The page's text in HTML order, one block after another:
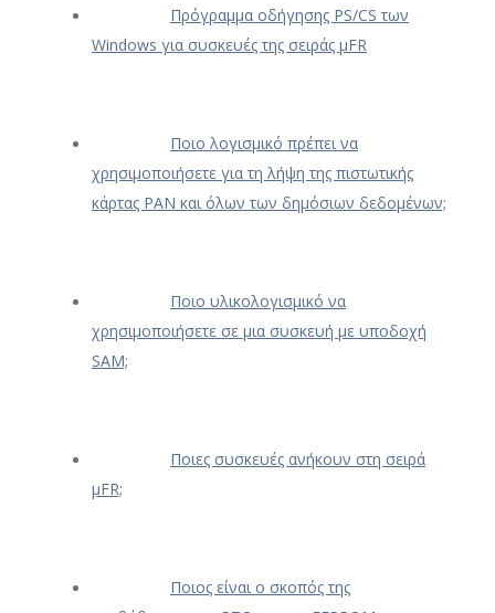
Πρόγραμμα οδήγησης PS/CS των
Windows για συσκευές της σειράς μFR
Ποιο λογισμικό πρέπει να
χρησιμοποιήσετε για τη λήψη της πιστωτικής
κάρτας PAN και όλων των δημόσιων δεδομένων;
Ποιο υλικολογισμικό να
χρησιμοποιήσετε σε μια συσκευή με υποδοχή
SAM;
Ποιες συσκευές ανήκουν στη σειρά
μFR;
Ποιος είναι ο σκοπός της